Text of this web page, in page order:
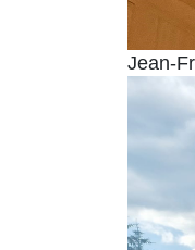
Jean-